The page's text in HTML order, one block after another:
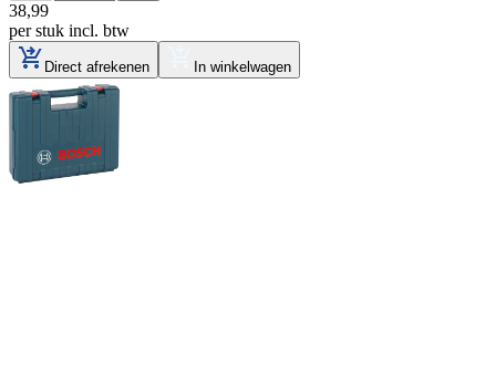
38,99
per stuk incl. btw
Direct afrekenen In winkelwagen